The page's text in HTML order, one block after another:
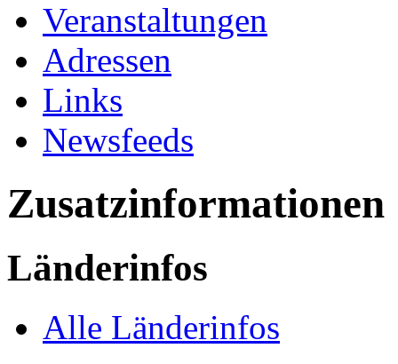
Veranstaltungen
Adressen
Links
Newsfeeds
Zusatzinformationen
Länderinfos
Alle Länderinfos